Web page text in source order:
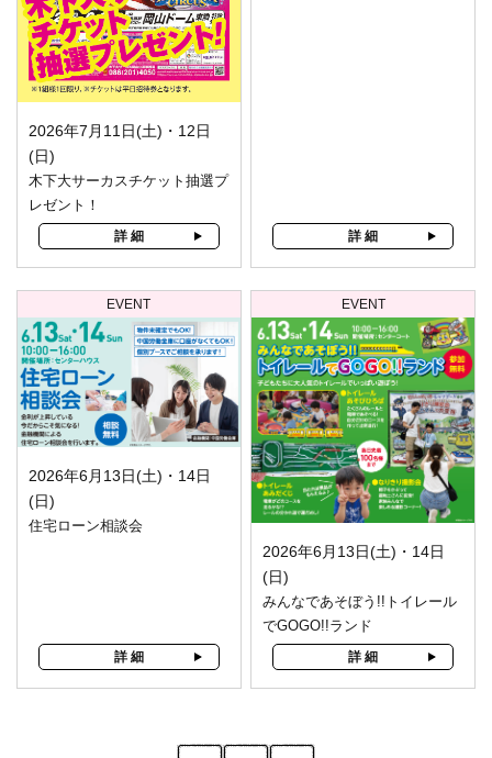
2026年7月11日(土)・12日
(日)
木下大サーカスチケット抽選プ
レゼント！
詳 細 詳 細
EVENT
2026年6月13日(土)・14日
(日)
住宅ローン相談会
詳 細
EVENT
2026年6月13日(土)・14日
(日)
みんなであそぼう!!トイレール
でGOGO!!ランド
詳 細